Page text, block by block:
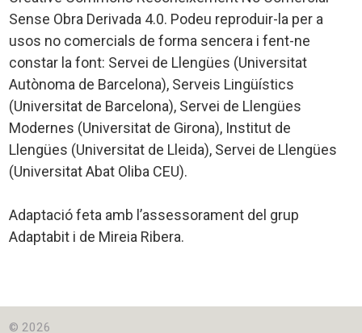
Sense Obra Derivada 4.0. Podeu reproduir-la per a
usos no comercials de forma sencera i fent-ne
constar la font: Servei de Llengües (Universitat
Autònoma de Barcelona), Serveis Lingüístics
(Universitat de Barcelona), Servei de Llengües
Modernes (Universitat de Girona), Institut de
Llengües (Universitat de Lleida), Servei de Llengües
(Universitat Abat Oliba CEU).
Adaptació feta amb l’assessorament del grup
Adaptabit i de Mireia Ribera.
© 2026